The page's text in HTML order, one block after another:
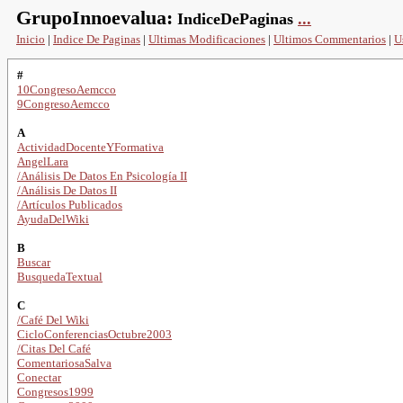
GrupoInnoevalua: IndiceDePaginas ...
Inicio | Indice De Paginas | Ultimas Modificaciones | Ultimos Commentarios |
#
10CongresoAemcco
9CongresoAemcco
A
ActividadDocenteYFormativa
AngelLara
/Análisis De Datos En Psicología II
/Análisis De Datos II
/Artículos Publicados
AyudaDelWiki
B
Buscar
BusquedaTextual
C
/Café Del Wiki
CicloConferenciasOctubre2003
/Citas Del Café
ComentariosaSalva
Conectar
Congresos1999